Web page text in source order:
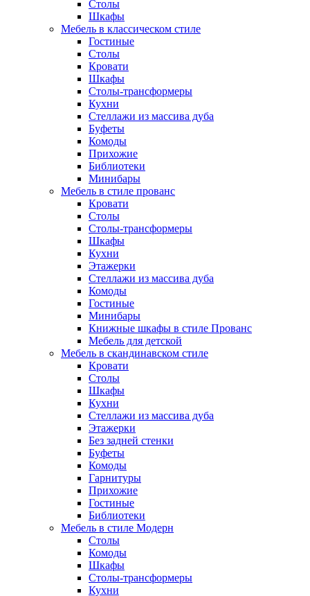
Столы
Шкафы
Мебель в классическом стиле
Гостиные
Столы
Кровати
Шкафы
Столы-трансформеры
Кухни
Стеллажи из массива дуба
Буфеты
Комоды
Прихожие
Библиотеки
Минибары
Мебель в стиле прованс
Кровати
Столы
Столы-трансформеры
Шкафы
Кухни
Этажерки
Стеллажи из массива дуба
Комоды
Гостиные
Минибары
Книжные шкафы в стиле Прованс
Мебель для детской
Мебель в скандинавском стиле
Кровати
Столы
Шкафы
Кухни
Стеллажи из массива дуба
Этажерки
Без задней стенки
Буфеты
Комоды
Гарнитуры
Прихожие
Гостиные
Библиотеки
Мебель в стиле Модерн
Столы
Комоды
Шкафы
Столы-трансформеры
Кухни